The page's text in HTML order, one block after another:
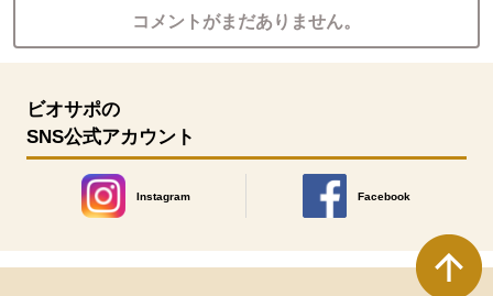
コメントがまだありません。
ビオサポの
SNS公式アカウント
Instagram
別のウィンドウで開きます。
Facebook
別のウィンドウで開きます